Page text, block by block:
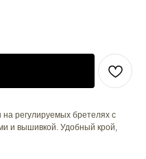
регулируемых бретелях с
и вышивкой. Удобный крой,